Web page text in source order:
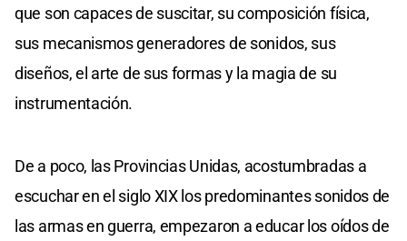
que son capaces de suscitar, su composición física,
sus mecanismos generadores de sonidos, sus
diseños, el arte de sus formas y la magia de su
instrumentación.
De a poco, las Provincias Unidas, acostumbradas a
escuchar en el siglo XIX los predominantes sonidos de
las armas en guerra, empezaron a educar los oídos de